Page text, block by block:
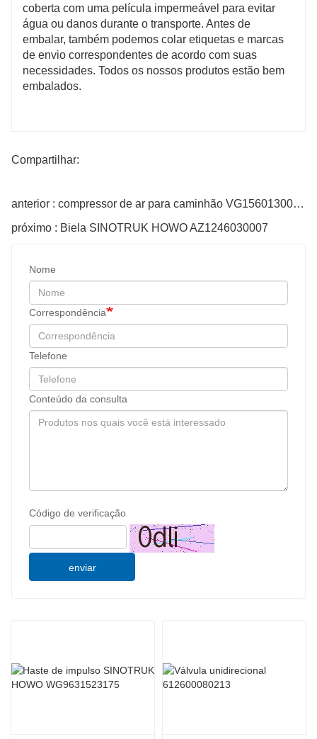
coberta com uma película impermeável para evitar
água ou danos durante o transporte. Antes de
embalar, também podemos colar etiquetas e marcas
de envio correspondentes de acordo com suas
necessidades. Todos os nossos produtos estão bem
embalados.
Compartilhar:
anterior : compressor de ar para caminhão VG1560130080A
próximo : Biela SINOTRUK HOWO AZ1246030007
Nome
Correspondência
Telefone
Conteúdo da consulta
Código de verificação
enviar